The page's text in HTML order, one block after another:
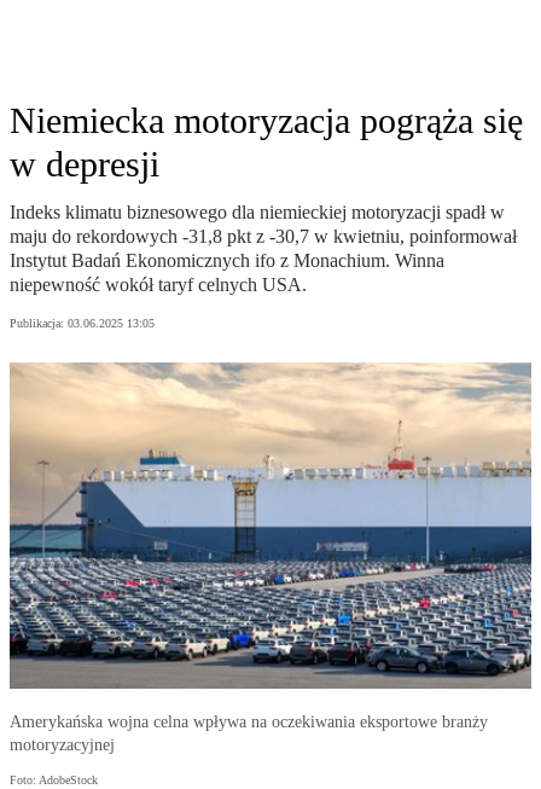
Niemiecka motoryzacja pogrąża się
w depresji
Indeks klimatu biznesowego dla niemieckiej motoryzacji spadł w
maju do rekordowych -31,8 pkt z -30,7 w kwietniu, poinformował
Instytut Badań Ekonomicznych ifo z Monachium. Winna
niepewność wokół taryf celnych USA.
Publikacja: 03.06.2025 13:05
Amerykańska wojna celna wpływa na oczekiwania eksportowe branży
motoryzacyjnej
Foto: AdobeStock